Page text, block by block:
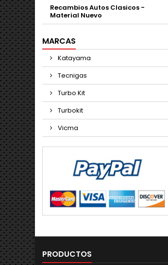
Recambios Autos Clasicos -
Material Nuevo
MARCAS
Katayama
Tecnigas
Turbo Kit
Turbokit
Vicma
PRODUCTOS